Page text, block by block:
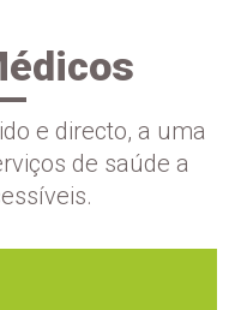
e directo, a uma
de saúde a